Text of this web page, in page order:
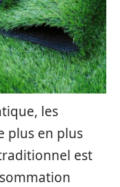
les
plus en plus
est